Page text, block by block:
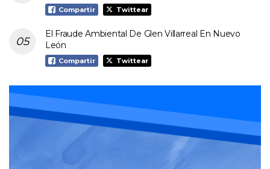
Compartir Twittear
El Fraude Ambiental De Glen Villarreal En Nuevo
León
Compartir Twittear